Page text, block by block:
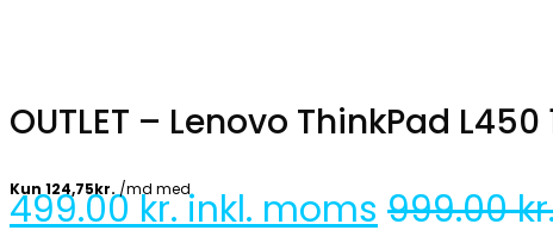
OUTLET – Lenovo ThinkPad
499.00kr. inkl. moms 999.00